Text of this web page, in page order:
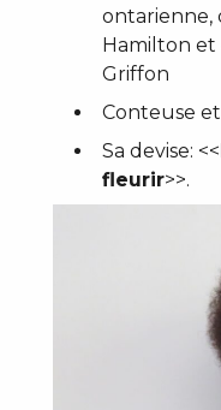
ontarienne,
Hamilton
Griffon
Conteuse
Sa devise: <<
fleurir>>.